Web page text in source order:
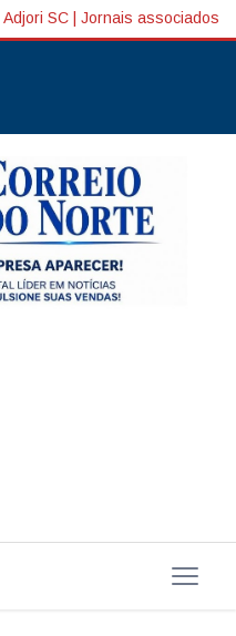
Adjori SC Jornais associados